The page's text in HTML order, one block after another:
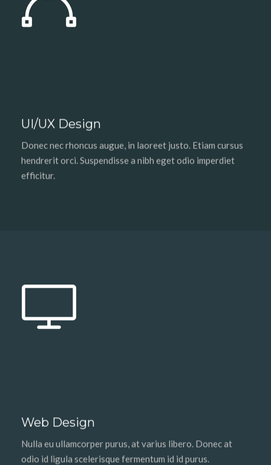
UI/UX Design
Donec nec rhoncus augue, in laoreet justo. Etiam cursus
hendrerit orci. Suspendisse a nibh eget odio imperdiet
efficitur.
Web Design
Nulla eu ullamcorper purus, at varius libero. Donec at
odio id ligula scelerisque fermentum id id purus.